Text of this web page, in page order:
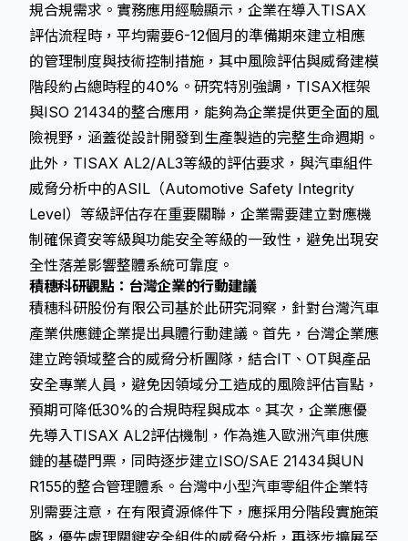
規合規需求。實務應用經驗顯示，企業在導入TISAX
評估流程時，平均需要6-12個月的準備期來建立相應
的管理制度與技術控制措施，其中風險評估與威脅建模
階段約占總時程的40%。研究特別強調，TISAX框架
與ISO 21434的整合應用，能夠為企業提供更全面的風
險視野，涵蓋從設計開發到生產製造的完整生命週期。
此外，TISAX AL2/AL3等級的評估要求，與汽車組件
威脅分析中的ASIL（Automotive Safety Integrity
Level）等級評估存在重要關聯，企業需要建立對應機
制確保資安等級與功能安全等級的一致性，避免出現安
全性落差影響整體系統可靠度。
積穗科研觀點：台灣企業的行動建議
積穗科研股份有限公司基於此研究洞察，針對台灣汽車
產業供應鏈企業提出具體行動建議。首先，台灣企業應
建立跨領域整合的威脅分析團隊，結合IT、OT與產品
安全專業人員，避免因領域分工造成的風險評估盲點，
預期可降低30%的合規時程與成本。其次，企業應優
先導入TISAX AL2評估機制，作為進入歐洲汽車供應
鏈的基礎門票，同時逐步建立ISO/SAE 21434與UN
R155的整合管理體系。台灣中小型汽車零組件企業特
別需要注意，在有限資源條件下，應採用分階段實施策
略，優先處理關鍵安全組件的威脅分析，再逐步擴展至